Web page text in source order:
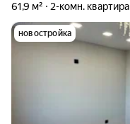
61,9 м² 2-комн. квартира
новостройка